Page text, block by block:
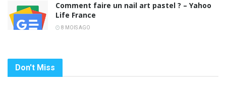
Comment faire un nail art pastel ? – Yahoo
Life France
8 MOIS AGO
Don't Miss